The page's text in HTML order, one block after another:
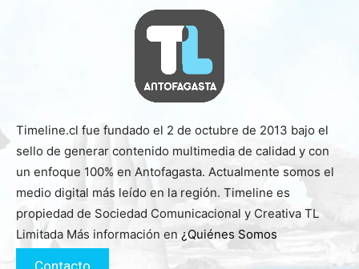
Timeline.cl fue fundado el 2 de octubre de 2013 bajo el
sello de generar contenido multimedia de calidad y con
un enfoque 100% en Antofagasta. Actualmente somos el
medio digital más leído en la región. Timeline es
propiedad de Sociedad Comunicacional y Creativa TL
Limitada Más información en ¿Quiénes Somos
Contacto